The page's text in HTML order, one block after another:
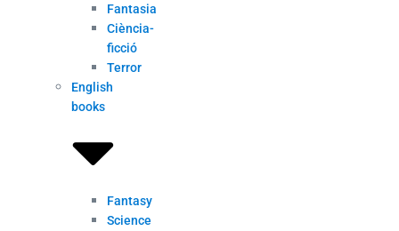
Fantasia
Ciència-
ficció
Terror
English
books
Fantasy
Science